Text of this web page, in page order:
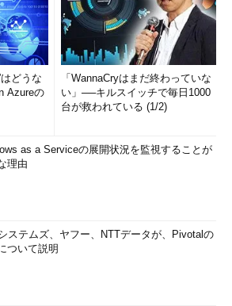
どうな
Azureの
「WannaCryはまだ終わっていな
い」──キルスイッチで毎日1000
台が救われている (1/2)
as a Serviceの展開状況を監視することが
理由
ステムズ、ヤフー、NTTデータが、Pivotalの
ついて説明